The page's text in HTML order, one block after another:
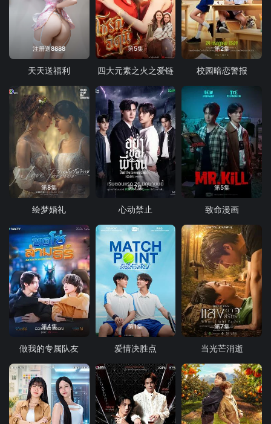
注册送8888
天天送福利
第5集
四大元素之火之爱链
第2集
校园暗恋警报
第8集
绘梦婚礼
第7集
心动禁止
第5集
致命漫画
第4集
做我的专属队友
第1集
爱情决胜点
第7集
当光芒消逝